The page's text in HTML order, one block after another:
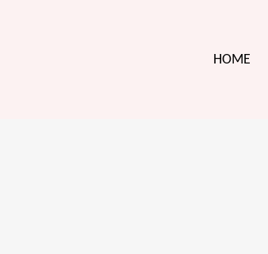
HOME